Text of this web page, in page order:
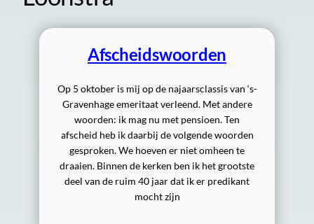
Afscheidswoorden
Op 5 oktober is mij op de najaarsclassis van ‘s-
Gravenhage emeritaat verleend. Met andere
woorden: ik mag nu met pensioen. Ten
afscheid heb ik daarbij de volgende woorden
gesproken. We hoeven er niet omheen te
draaien. Binnen de kerken ben ik het grootste
deel van de ruim 40 jaar dat ik er predikant
mocht zijn